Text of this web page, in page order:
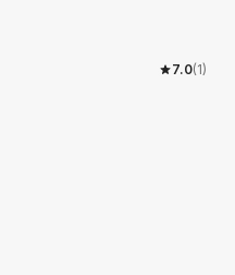
7.0(1)